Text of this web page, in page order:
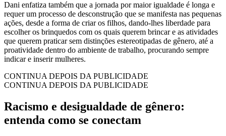
Dani enfatiza também que a jornada por maior igualdade é longa e
requer um processo de desconstrução que se manifesta nas pequenas
ações, desde a forma de criar os filhos, dando-lhes liberdade para
escolher os brinquedos com os quais querem brincar e as atividades
que querem praticar sem distinções estereotipadas de gênero, até a
proatividade dentro do ambiente de trabalho, procurando sempre
indicar e inserir mulheres.
CONTINUA DEPOIS DA PUBLICIDADE
CONTINUA DEPOIS DA PUBLICIDADE
Racismo e desigualdade de gênero:
entenda como se conectam